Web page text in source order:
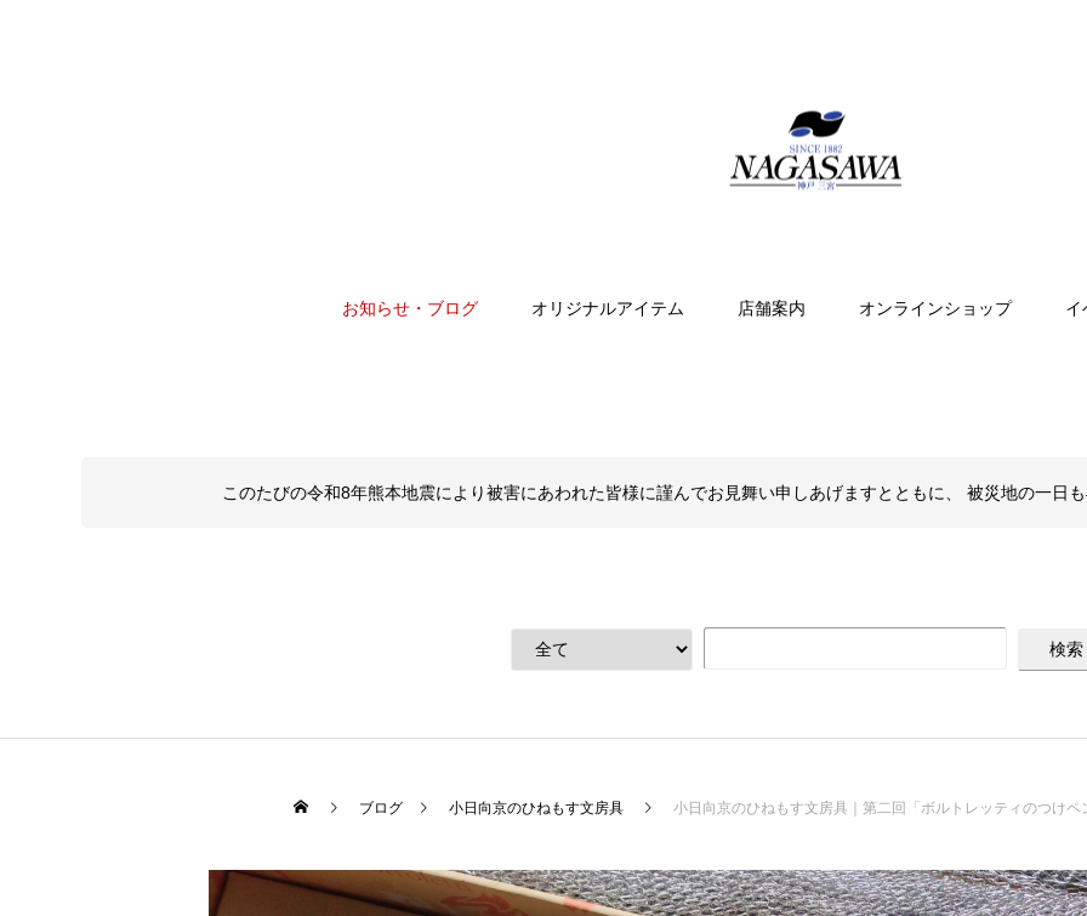
お知らせ・ブログ オリジナルアイテム 店舗案内 オンラインショップ イ
このたびの令和8年熊本地震により被害にあわれた皆様に謹んでお見舞い申しあげますとともに、 被災地の一日
ブログ 小日向京のひねもす文房具 小日向京のひねもす文房具｜第二回「ボルトレッティのつけペ